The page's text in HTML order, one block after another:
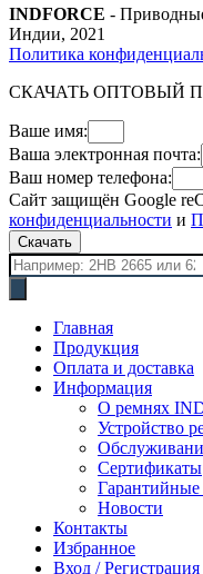
INDFORCE -
Индии, 2021
Политика
СКАЧАТЬ ОПТОВЫЙ
Ваше имя:
Ваша электронная почта:
Ваш номер телефона:
Сайт защищён Google
конфиденциальности и
Скачать
Поиск
товаров
Главная
Продукция
Оплата и доставка
Информация
О ремнях
Устройство
Сертификаты
Гарантийные
Новости
Контакты
Избранное
Вход / Регистрация